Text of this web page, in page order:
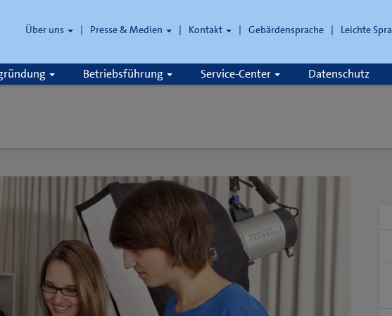
Über uns Presse & Medien Kontakt Gebärdensprache Leichte
Betriebsführung Service-Center Datenschutz